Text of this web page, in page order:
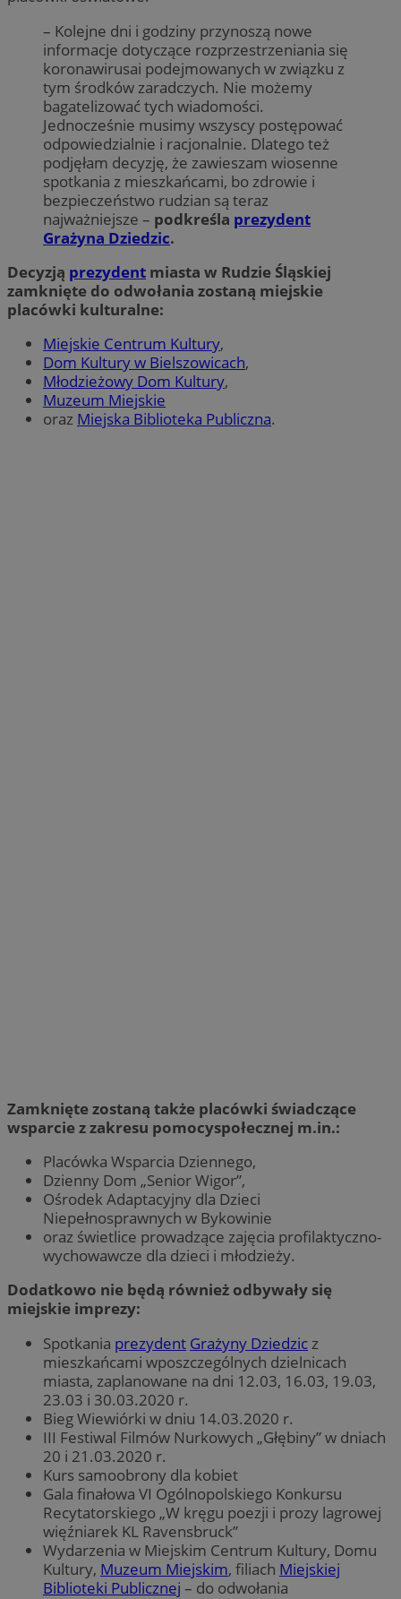
– Kolejne dni i godziny przynoszą nowe
informacje dotyczące rozprzestrzeniania się
koronawirusai podejmowanych w związku z
tym środków zaradczych. Nie możemy
bagatelizować tych wiadomości.
Jednocześnie musimy wszyscy postępować
odpowiedzialnie i racjonalnie. Dlatego też
podjęłam decyzję, że zawieszam wiosenne
spotkania z mieszkańcami, bo zdrowie i
bezpieczeństwo rudzian są teraz
najważniejsze – podkreśla prezydent
Grażyna Dziedzic.
Decyzją prezydent miasta w Rudzie Śląskiej
zamknięte do odwołania zostaną miejskie
placówki kulturalne:
Miejskie Centrum Kultury,
Dom Kultury w Bielszowicach,
Młodzieżowy Dom Kultury,
Muzeum Miejskie
oraz Miejska Biblioteka Publiczna.
Zamknięte zostaną także placówki świadczące
wsparcie z zakresu pomocyspołecznej m.in.:
Placówka Wsparcia Dziennego,
Dzienny Dom „Senior Wigor”,
Ośrodek Adaptacyjny dla Dzieci
Niepełnosprawnych w Bykowinie
oraz świetlice prowadzące zajęcia profilaktyczno-
wychowawcze dla dzieci i młodzieży.
Dodatkowo nie będą również odbywały się
miejskie imprezy:
Spotkania prezydent Grażyny Dziedzicz
mieszkańcami wposzczególnych dzielnicach
miasta, zaplanowane na dni 12.03, 16.03, 19.03,
23.03 i 30.03.2020 r.
Bieg Wiewiórki w dniu 14.03.2020 r.
III Festiwal Filmów Nurkowych „Głębiny” w dniach
20 i 21.03.2020 r.
Kurs samoobrony dla kobiet
Gala finałowa VI Ogólnopolskiego Konkursu
Recytatorskiego „W kręgu poezji i prozy lagrowej
więźniarek KL Ravensbruck”
Wydarzenia w Miejskim Centrum Kultury, Domu
Kultury, Muzeum Miejskim, filiach Miejskiej
Biblioteki Publicznej – do odwołania